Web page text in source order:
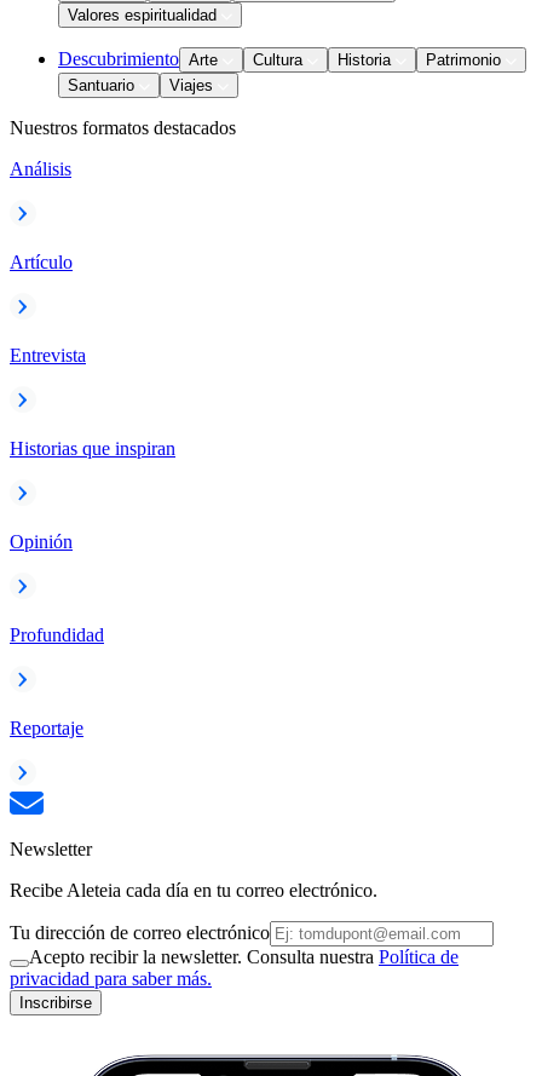
Valores espiritualidad
Descubrimiento Arte Cultura Historia
Patrimonio
Santuario
Viajes
Nuestros formatos destacados
Análisis
Artículo
Entrevista
Historias que inspiran
Opinión
Profundidad
Reportaje
Newsletter
Recibe Aleteia cada día en tu correo electrónico.
Tu dirección de correo electrónico
Acepto recibir la newsletter. Consulta nuestra Política de
privacidad para saber más.
Inscribirse